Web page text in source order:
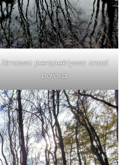
Zimowa perspektywa znad
bajora